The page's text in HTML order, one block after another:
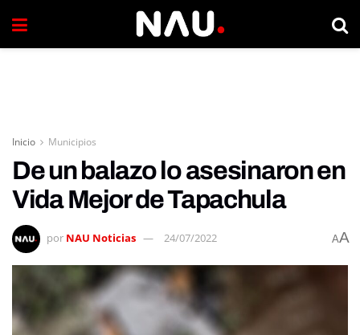
Inicio Municipios
De un balazo lo asesinaron en
Vida Mejor de Tapachula
por NAU Noticias 24/07/2022 AA